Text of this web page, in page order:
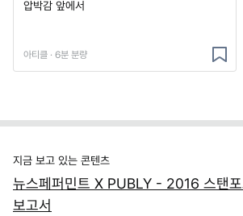
압박감 앞에서
아티클 · 6분 분량
지금 보고 있는 콘텐츠
뉴스페퍼민트 X PUBLY - 2016 스탠
보고서